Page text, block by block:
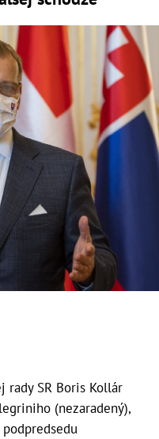
rady SR Boris Kollár
(nezaradený),